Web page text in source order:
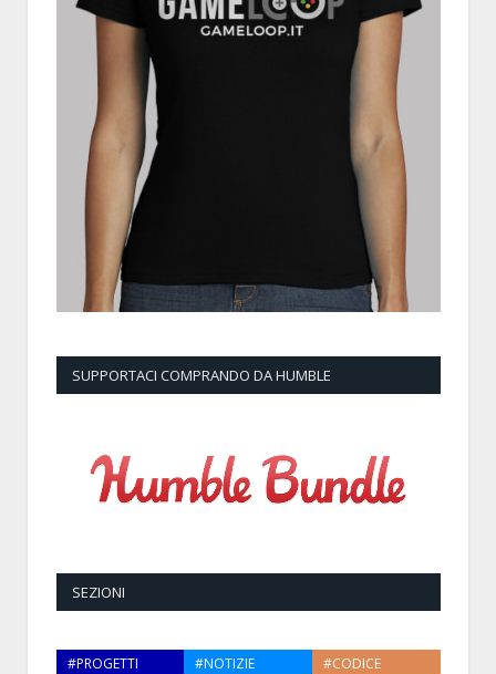
SUPPORTACI COMPRANDO DA HUMBLE
SEZIONI
#PROGETTI #NOTIZIE
#CODICE